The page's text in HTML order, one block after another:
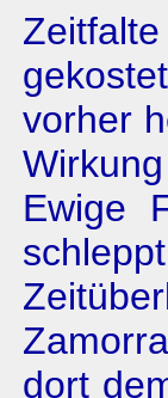
vorher
Ewige
dort